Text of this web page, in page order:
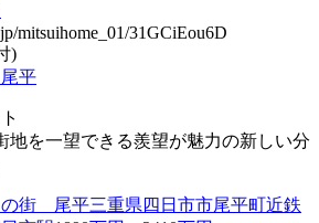
mitsuihome_01/31GCiEou6D
)
平
地を一望できる羨望が魅力の新しい分